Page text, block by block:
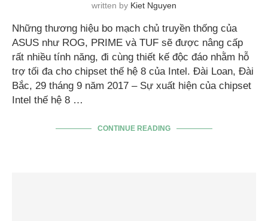
written by Kiet Nguyen
Những thương hiệu bo mạch chủ truyền thống của
ASUS như ROG, PRIME và TUF sẽ được nâng cấp
rất nhiều tính năng, đi cùng thiết kế độc đáo nhằm hỗ
trợ tối đa cho chipset thế hệ 8 của Intel. Đài Loan, Đài
Bắc, 29 tháng 9 năm 2017 – Sự xuất hiện của chipset
Intel thế hệ 8 …
CONTINUE READING